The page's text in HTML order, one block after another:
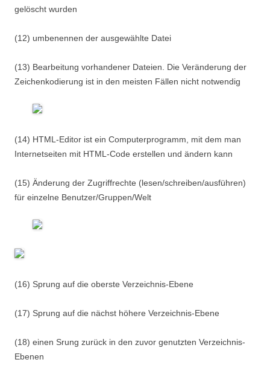
gelöscht wurden
(12) umbenennen der ausgewählte Datei
(13) Bearbeitung vorhandener Dateien. Die Veränderung der
Zeichenkodierung ist in den meisten Fällen nicht notwendig
(14) HTML-Editor ist ein Computerprogramm, mit dem man
Internetseiten mit HTML-Code erstellen und ändern kann
(15) Änderung der Zugriffrechte (lesen/schreiben/ausführen)
für einzelne Benutzer/Gruppen/Welt
(16) Sprung auf die oberste Verzeichnis-Ebene
(17) Sprung auf die nächst höhere Verzeichnis-Ebene
(18) einen Srung zurück in den zuvor genutzten Verzeichnis-
Ebenen